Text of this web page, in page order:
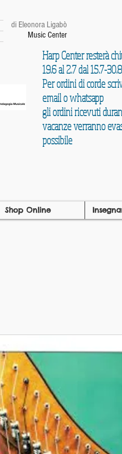
di Eleonora Ligabò
Music Center
Harp Center resterà
19.6 al 2.7 dal 15.7-30.8
Per ordini di corde
email o whatsapp
gli ordini ricevuti
vacanze verranno
possibile
Shop Online